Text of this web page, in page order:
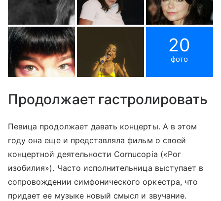
20
фото
Продолжает гастролировать
Певица продолжает давать концерты. А в этом
году она еще и представляла фильм о своей
концертной деятельности Cornucopia («Рог
изобилия»). Часто исполнительница выступает в
сопровождении симфонического оркестра, что
придает ее музыке новый смысл и звучание.